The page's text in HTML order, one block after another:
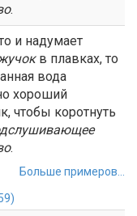
.
и надумает
в плавках, то
вода
хороший
чтобы коротнуть
.
Больше примеров...